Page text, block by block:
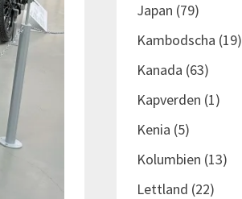
Japan (79)
Kambodscha (19)
Kanada (63)
Kapverden (1)
Kenia (5)
Kolumbien (13)
Lettland (22)